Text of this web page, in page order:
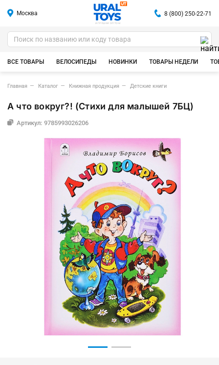
Москва
ИГРУШКИ ОПТОМ
8 (800) 250-22-71
ВСЕ ТОВАРЫ ВЕЛОСИПЕДЫ НОВИНКИ ТОВАРЫ НЕДЕЛИ
Главная Каталог Книжная продукция Детские книги
А что вокруг?! (Стихи для малышей 7БЦ)
Артикул: 9785993026206